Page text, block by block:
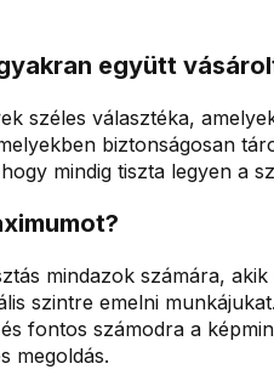
együtt
széles választéka,
biztonságosan
mindig tiszta legyen a
mindazok számára,
szintre emelni
fontos számodra a
megoldás.